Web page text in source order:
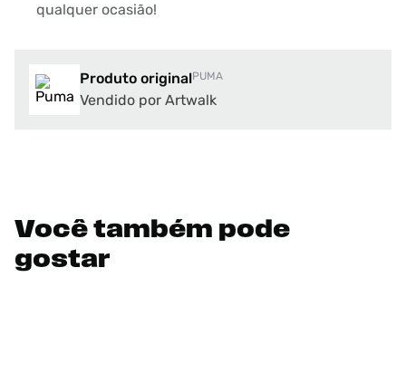
qualquer ocasião!
Produto originalPUMA
Vendido por Artwalk
Você também pode
gostar